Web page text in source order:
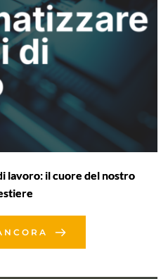
lavoro: il cuore del nostro